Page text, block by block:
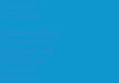
Vår-konrad
Høst-konrad
Klubbmesterskapet
Høstturneringen
KM i hurtigsjakk
KM i lynsjakk
Vår-konrad
Høst-konrad